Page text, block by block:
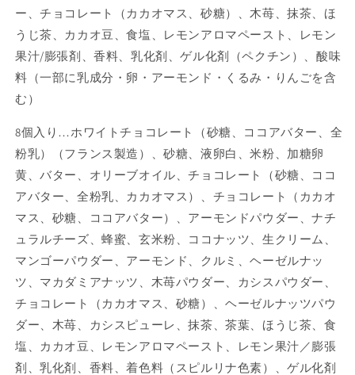
ー、チョコレート（カカオマス、砂糖）、木苺、抹茶、ほ
うじ茶、カカオ豆、食塩、レモンアロマペースト、レモン
果汁/膨張剤、香料、乳化剤、ゲル化剤（ペクチン）、酸味
料（一部に乳成分・卵・アーモンド・くるみ・りんごを含
む）
8個入り…ホワイトチョコレート（砂糖、ココアバター、全
粉乳）（フランス製造）、砂糖、液卵白、米粉、加糖卵
黄、バター、オリーブオイル、チョコレート（砂糖、ココ
アバター、全粉乳、カカオマス）、チョコレート（カカオ
マス、砂糖、ココアバター）、 アーモンドパウダー、ナチ
ュラルチーズ、蜂蜜、玄米粉、ココナッツ、生クリーム、
マンゴーパウダー、アーモンド、クルミ、ヘーゼルナッ
ツ、マカダミアナッツ、 木苺パウダー、カシスパウダー、
チョコレート（カカオマス、砂糖）、ヘーゼルナッツパウ
ダー、木苺、カシスピューレ、抹茶、茶葉、ほうじ茶、食
塩、カカオ豆、レモンアロマペースト、レモン果汁 ／膨張
剤、乳化剤、香料、着色料（スピルリナ色素）、ゲル化剤